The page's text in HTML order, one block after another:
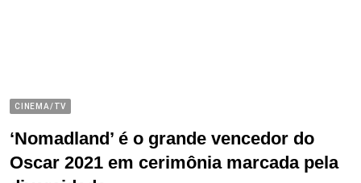
CINEMA/TV
‘Nomadland’ é o grande vencedor do
Oscar 2021 em cerimônia marcada pela